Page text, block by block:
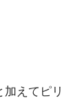
えてピリ